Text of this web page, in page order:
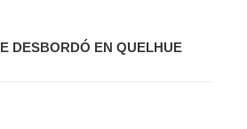
DESBORDÓ EN QUELHUE